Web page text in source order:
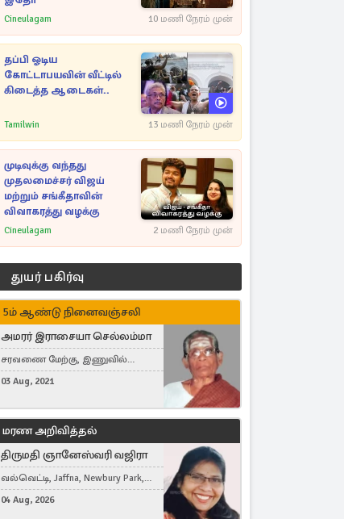
Cineulagam 10 மணி நேரம் முன்
தப்பி ஓடிய
கோட்டாபயவின் வீட்டில்
கிடைத்த ஆடைகள்..
Tamilwin 13 மணி நேரம் முன்
முடிவுக்கு வந்தது
முதலமைச்சர் விஜய்
மற்றும் சங்கீதாவின்
விவாகரத்து வழக்கு
Cineulagam 2 மணி நேரம் முன்
துயர் பகிர்வு
5ம் ஆண்டு நினைவஞ்சலி
அமரர் இராசையா செல்லம்மா
சரவணை மேற்கு, இணுவில்
கிழக்கு
03 Aug, 2021
மரண அறிவித்தல்
திருமதி ஞானேஸ்வரி வஜிரா
வல்வெட்டி, Jaffna, Newbury Park,
United Kingdom
04 Aug, 2026